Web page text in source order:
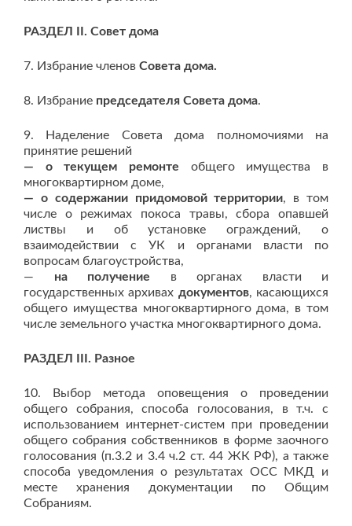
РАЗДЕЛ II. Совет дома
7. Избрание членов Совета дома.
8. Избрание председателя Совета дома.
9. Наделение Совета дома полномочиями на
принятие решений
— о текущем ремонте общего имущества в
многоквартирном доме,
— о содержании придомовой территории, в том
числе о режимах покоса травы, сбора опавшей
листвы и об установке ограждений, о
взаимодействии с УК и органами власти по
вопросам благоустройства,
— на получение в органах власти и
государственных архивах документов, касающихся
общего имущества многоквартирного дома, в том
числе земельного участка многоквартирного дома.
РАЗДЕЛ III. Разное
10. Выбор метода оповещения о проведении
общего собрания, способа голосования, в т.ч. с
использованием интернет-систем при проведении
общего собрания собственников в форме заочного
голосования (п.3.2 и 3.4 ч.2 ст. 44 ЖК РФ), а также
способа уведомления о результатах ОСС МКД и
месте хранения документации по Общим
Собраниям.